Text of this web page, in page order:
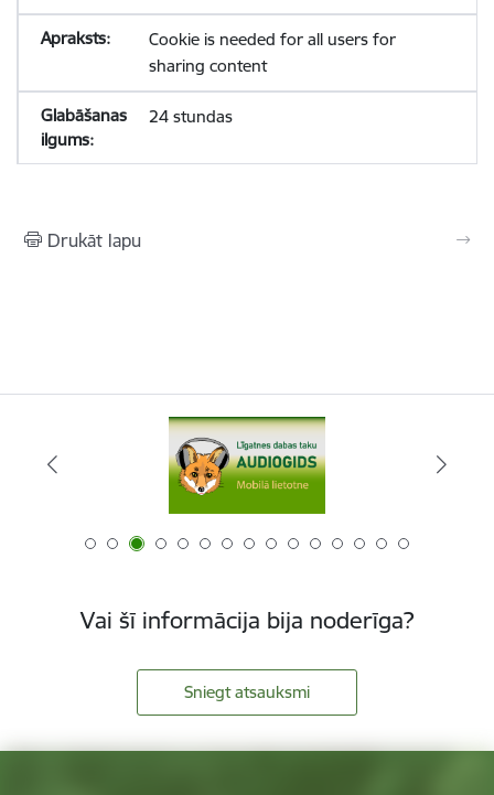
Cookie is needed for all users for
sharing content
24 stundas
Drukāt lapu
Vai šī informācija bija noderīga?
Sniegt atsauksmi